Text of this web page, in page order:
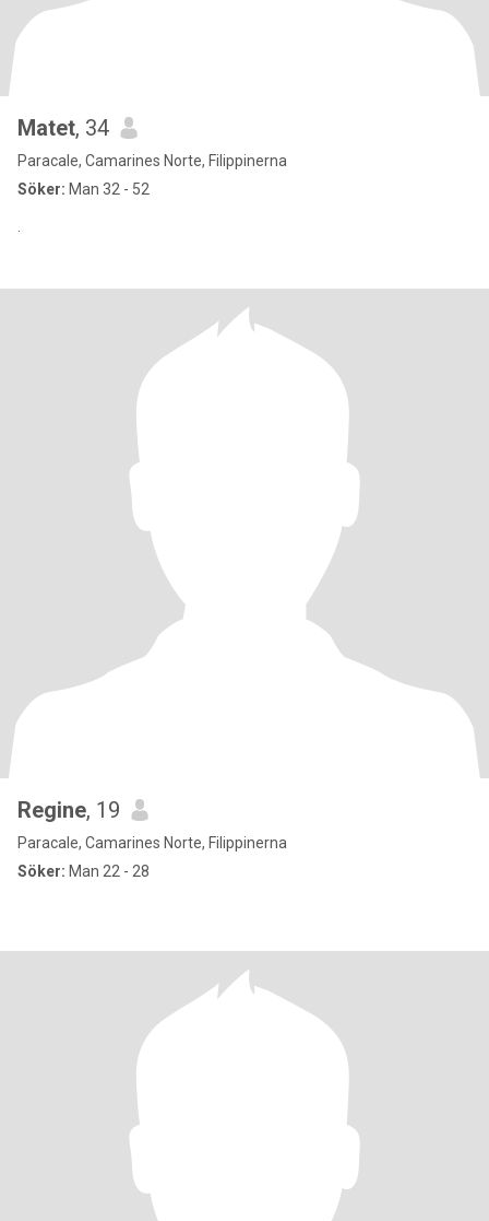
Matet, 34
Paracale, Camarines Norte, Filippinerna
Söker: Man 32 - 52
Regine, 19
Paracale, Camarines Norte, Filippinerna
Söker: Man 22 - 28